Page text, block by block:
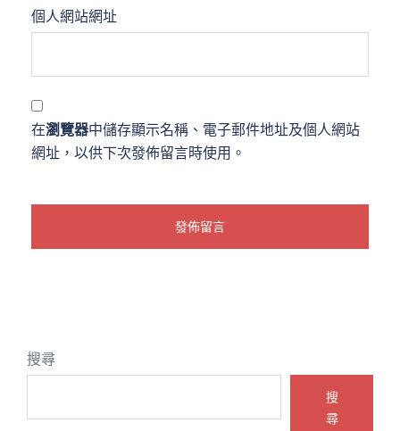
個人網站網址
在瀏覽器中儲存顯示名稱、電子郵件地址及個人網站
網址，以供下次發佈留言時使用。
搜尋
搜
尋